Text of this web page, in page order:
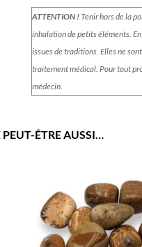
ATTENTION !Tenirhors de la
inhalation de petits éléments.
issues de traditions. Elles ne
traitement médical. Pour tout
médecin.
ÊTRE AUSSI…